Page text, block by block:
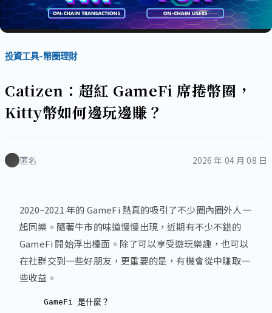
投資工具-幣圈理財
Catizen：超紅 GameFi 席捲幣圈，
Kitty幣如何邊玩邊賺？
匿名 2026 年 04 月 08 日
2020~2021 年的 GameFi 熱真的吸引了不少圈內圈外人一
起同樂。隨著牛市的味道慢慢出現，近期有不少不錯的
GameFi 開始浮出檯面。除了可以享受遊玩樂趣，也可以
在社群交到一些好朋友，更重要的是，有機會從中賺取一
些收益。
GameFi 是什麼？